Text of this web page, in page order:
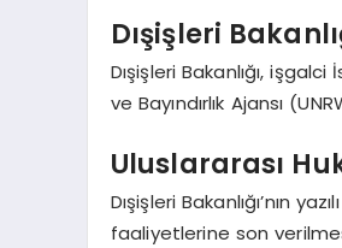
Dışişleri
Dışişleri Bakanlığı,
ve Bayındırlık Ajansı
Uluslararası
Dışişleri Bakanlığı’nın
faaliyetlerine son